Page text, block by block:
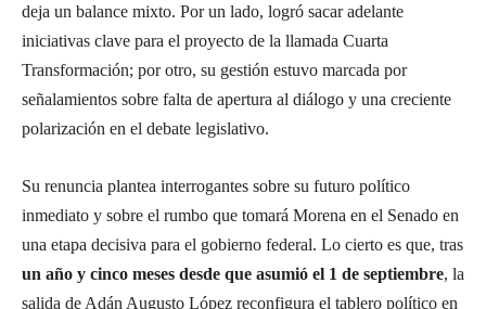
deja un balance mixto. Por un lado, logró sacar adelante
iniciativas clave para el proyecto de la llamada Cuarta
Transformación; por otro, su gestión estuvo marcada por
señalamientos sobre falta de apertura al diálogo y una creciente
polarización en el debate legislativo.
Su renuncia plantea interrogantes sobre su futuro político
inmediato y sobre el rumbo que tomará Morena en el Senado en
una etapa decisiva para el gobierno federal. Lo cierto es que, tras
un año y cinco meses desde que asumió el 1 de septiembre, la
salida de Adán Augusto López reconfigura el tablero político en